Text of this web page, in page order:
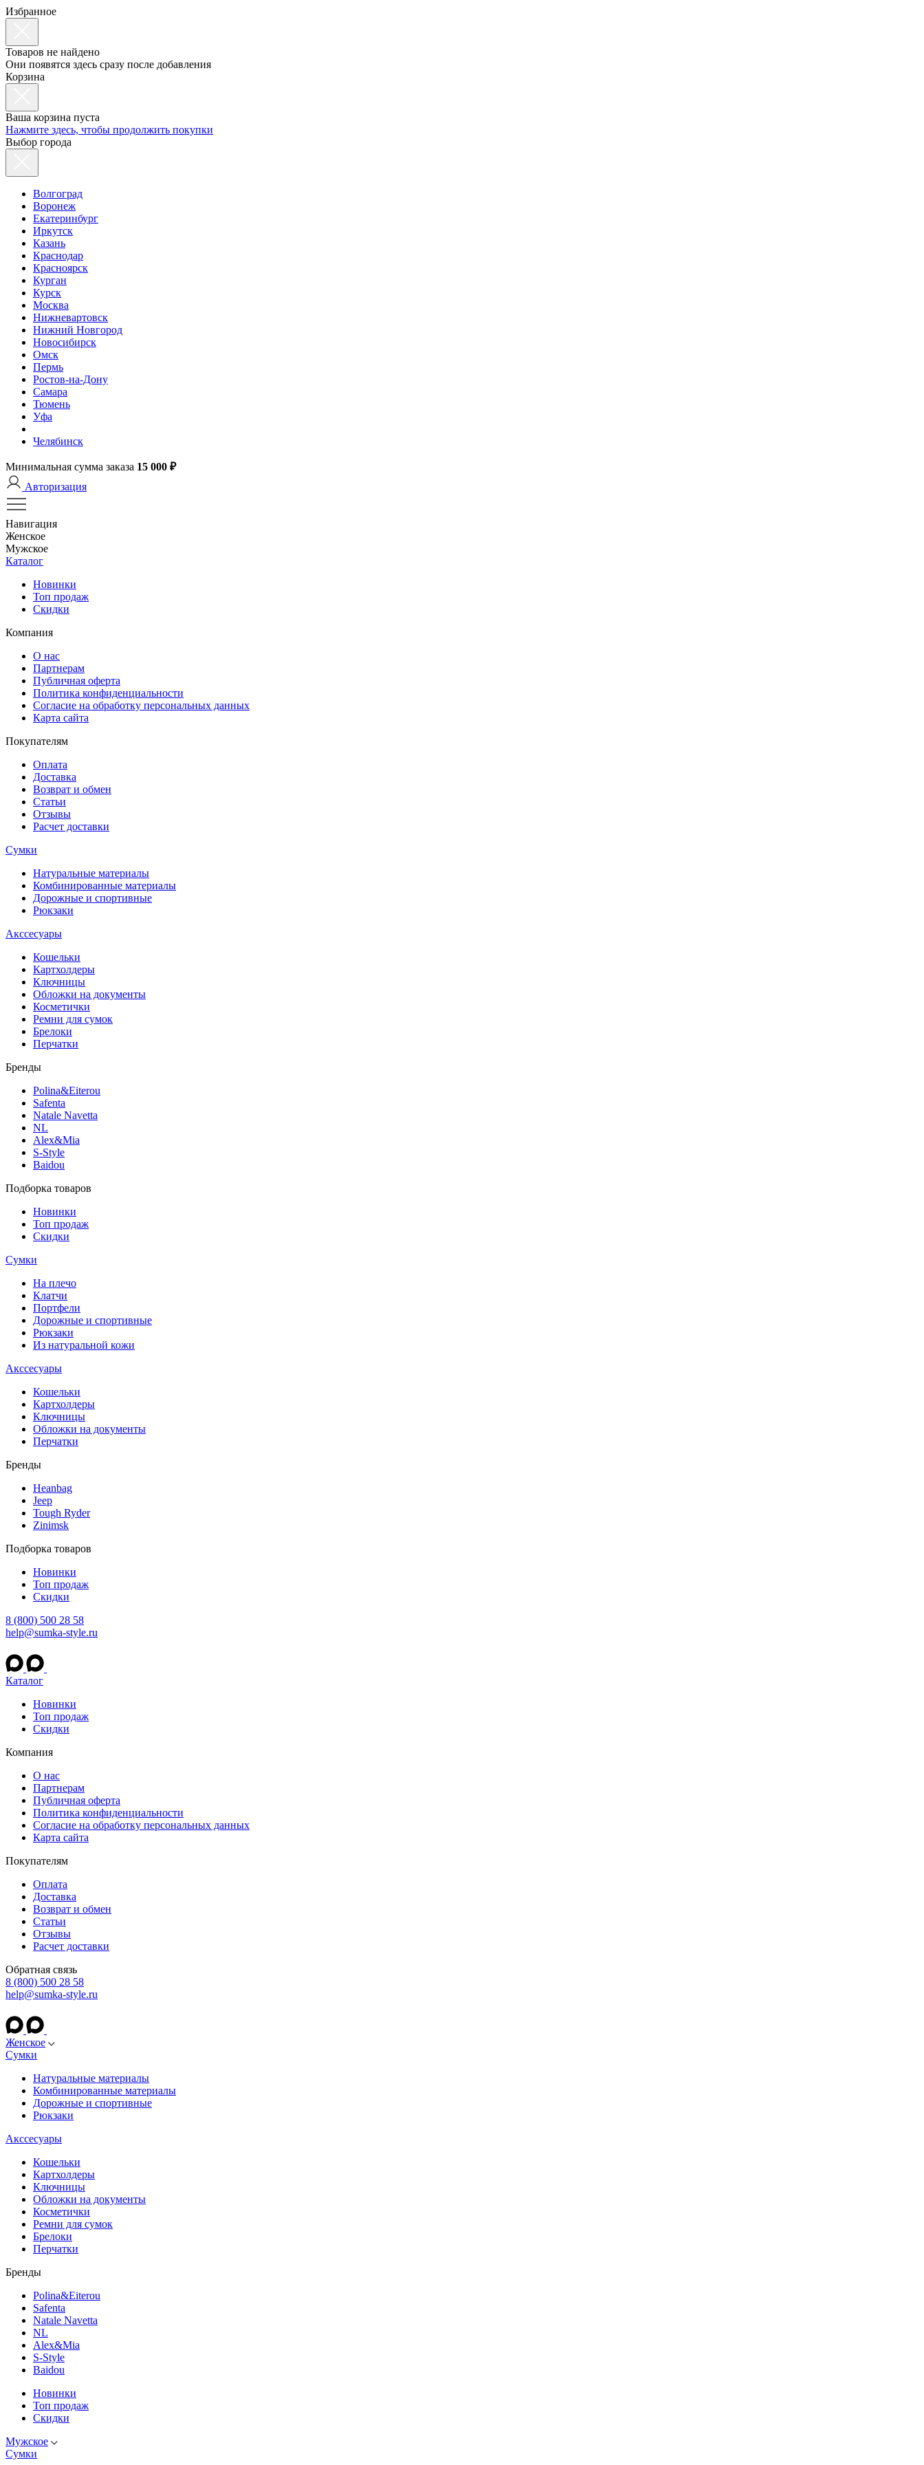
Избранное
Товаров не найдено
Они появятся здесь сразу после добавления
Корзина
Ваша корзина пуста
Нажмите здесь, чтобы продолжить покупки
Выбор города
Волгоград
Воронеж
Екатеринбург
Иркутск
Казань
Краснодар
Красноярск
Курган
Курск
Москва
Нижневартовск
Нижний Новгород
Новосибирск
Омск
Пермь
Ростов-на-Дону
Самара
Тюмень
Уфа
Челябинск
Минимальная сумма заказа 15 000 ₽
Авторизация
Навигация
Женское
Мужское
Каталог
Новинки
Топ продаж
Скидки
Компания
О нас
Партнерам
Публичная оферта
Политика конфиденциальности
Согласие на обработку персональных данных
Карта сайта
Покупателям
Оплата
Доставка
Возврат и обмен
Статьи
Отзывы
Расчет доставки
Сумки
Натуральные материалы
Комбинированные материалы
Дорожные и спортивные
Рюкзаки
Акссесуары
Кошельки
Картхолдеры
Ключницы
Обложки на документы
Косметички
Ремни для сумок
Брелоки
Перчатки
Бренды
Polina&Eiterou
Safenta
Natale Navetta
NL
Alex&Mia
S-Style
Baidou
Подборка товаров
Новинки
Топ продаж
Скидки
Сумки
На плечо
Клатчи
Портфели
Дорожные и спортивные
Рюкзаки
Из натуральной кожи
Акссесуары
Кошельки
Картхолдеры
Ключницы
Обложки на документы
Перчатки
Бренды
Heanbag
Jeep
Tough Ryder
Zinimsk
Подборка товаров
Новинки
Топ продаж
Скидки
8 (800) 500 28 58
help@sumka-style.ru
Каталог
Новинки
Топ продаж
Скидки
Компания
О нас
Партнерам
Публичная оферта
Политика конфиденциальности
Согласие на обработку персональных данных
Карта сайта
Покупателям
Оплата
Доставка
Возврат и обмен
Статьи
Отзывы
Расчет доставки
Обратная связь
8 (800) 500 28 58
help@sumka-style.ru
Женское
Сумки
Натуральные материалы
Комбинированные материалы
Дорожные и спортивные
Рюкзаки
Акссесуары
Кошельки
Картхолдеры
Ключницы
Обложки на документы
Косметички
Ремни для сумок
Брелоки
Перчатки
Бренды
Polina&Eiterou
Safenta
Natale Navetta
NL
Alex&Mia
S-Style
Baidou
Новинки
Топ продаж
Скидки
Мужское
Сумки